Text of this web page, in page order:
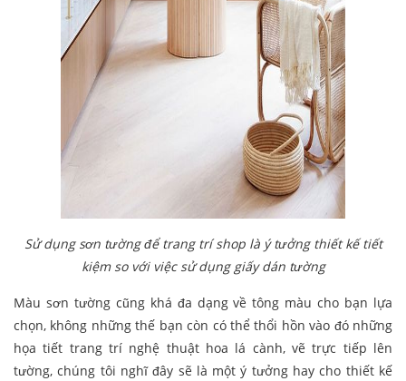
Sử dụng sơn tường để trang trí shop là ý tưởng thiết kế tiết
kiệm so với việc sử dụng giấy dán tường
Màu sơn tường cũng khá đa dạng về tông màu cho bạn lựa
chọn, không những thế bạn còn có thể thổi hồn vào đó những
họa tiết trang trí nghệ thuật hoa lá cành, vẽ trực tiếp lên
tường, chúng tôi nghĩ đây sẽ là một ý tưởng hay cho thiết kế